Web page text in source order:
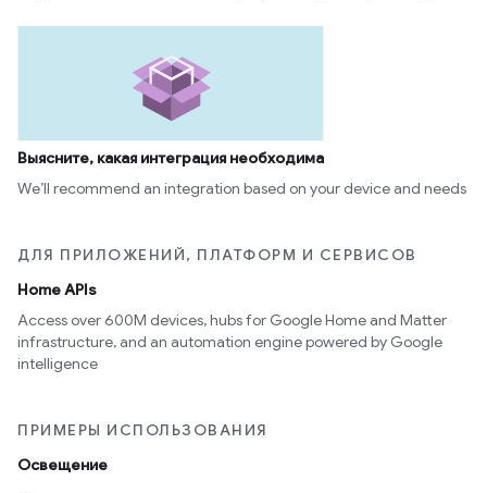
Выясните, какая интеграция необходима
We’ll recommend an integration based on your device and needs
ДЛЯ ПРИЛОЖЕНИЙ, ПЛАТФОРМ И СЕРВИСОВ
Home APIs
Access over 600M devices, hubs for Google Home and Matter
infrastructure, and an automation engine powered by Google
intelligence
ПРИМЕРЫ ИСПОЛЬЗОВАНИЯ
Освещение